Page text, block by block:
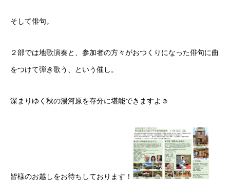
そして俳句。
２部では地歌演奏と、参加者の方々がおつくりになった俳句に曲
をつけて弾き歌う、という催し。
深まりゆく秋の湯河原を存分に堪能できますよ☺
皆様のお越しをお待ちしております！